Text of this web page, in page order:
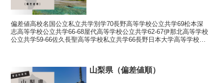
偏差値高校名国公立私立共学別学70長野高等学校公立共学69松本深
志高等学校公立共学66-68屋代高等学校公立共学62-67伊那北高等学校
公立共学59-66佐久長聖高等学校私立共学66長野日本大学高等学校私
山梨県（偏差値順）